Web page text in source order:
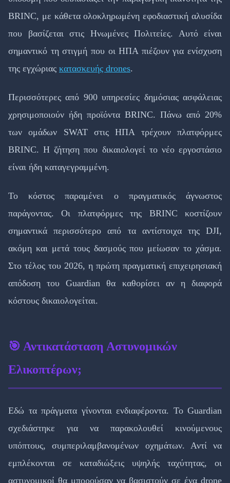
BRINC, με κάθετα ολοκληρωμένη εφοδιαστική αλυσίδα
που βασίζεται στις Ηνωμένες Πολιτείες. Αυτό είναι
σημαντικό τη στιγμή που οι ΗΠΑ πιέζουν για ενίσχυση
της εγχώριας κατασκευής drones.
Περισσότερες από 900 υπηρεσίες δημόσιας ασφάλειας
χρησιμοποιούν ήδη προϊόντα BRINC. Πάνω από 20%
των ομάδων SWAT στις ΗΠΑ τρέχουν πλατφόρμες
BRINC. Η ζήτηση που δικαιολογεί το νέο εργοστάσιο
είναι ήδη καταγεγραμμένη.
Το κόστος παραμένει ο πραγματικός άγνωστος
παράγοντας. Οι πλατφόρμες της BRINC κοστίζουν
σημαντικά περισσότερο από τα αντίστοιχα της DJI,
ακόμη και μετά τους δασμούς που μείωσαν το χάσμα.
Στο τέλος του 2026, η πρώτη πραγματική επιχειρησιακή
απόδοση του Guardian θα καθορίσει αν η διαφορά
κόστους δικαιολογείται.
🎯 Αντικατάσταση Αστυνομικών
Ελικοπτέρων;
Εδώ τα πράγματα γίνονται ενδιαφέροντα. Το Guardian
σχεδιάστηκε για να παρακολουθεί κινούμενους
υπόπτους, συμπεριλαμβανομένων οχημάτων. Αντί να
εμπλέκονται σε καταδιώξεις υψηλής ταχύτητας, οι
αστυνομικοί θα μπορούσαν να βασιστούν σε ένα drone